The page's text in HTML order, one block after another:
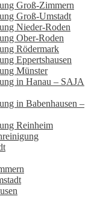
Groß-Zimmern
Groß-Umstadt
Nieder-Roden
Ober-Roden
Rödermark
Eppertshausen
Münster
in Hanau – SAJA
in Babenhausen –
Reinheim